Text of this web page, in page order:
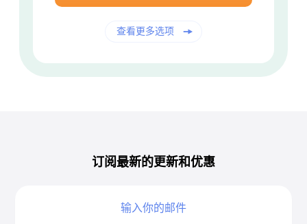
查看更多选项
订阅最新的更新和优惠